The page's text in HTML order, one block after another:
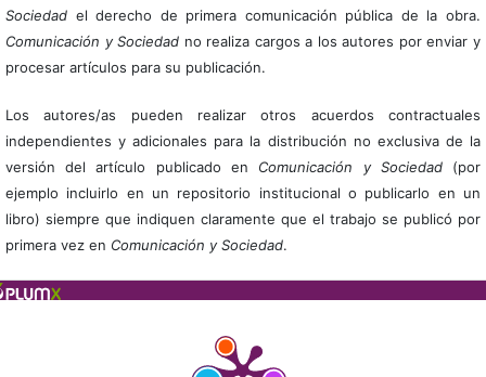
Sociedadel derecho de primera comunicación pública de la obra.
Comunicación y Sociedad no realiza cargos a los autores por enviar y
procesar artículos para su publicación.
Los autores/as pueden realizar otros acuerdos contractuales
independientes y adicionales para la distribución no exclusiva de la
versión del artículo publicado en Comunicación y Sociedad(por
ejemplo incluirlo en un repositorio institucional o publicarlo en un
libro) siempre que indiquen claramente que el trabajo se publicó por
primera vez en Comunicación y Sociedad.